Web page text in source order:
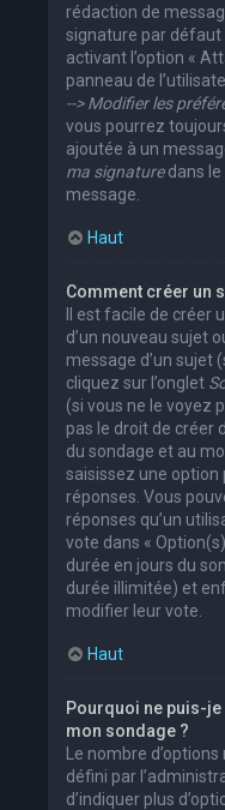
rédaction de
signature par défaut
activant l’option «
panneau de
--> Modifier les
vous pourrez
ajoutée à un
ma signaturedans le
message.
Haut
Comment créer un
Il est facile de créer
d’un nouveau sujet
message d’un sujet
cliquez sur l’onglet
(si vous ne le voyez
pas le droit de créer
du sondage et au
saisissez une option
réponses. Vous
réponses qu’un
vote dans «
durée en jours du
durée illimitée) et
modifier leur vote.
Haut
Pourquoi ne puis-je
mon sondage ?
Le nombre
défini par
d’indiquer plus